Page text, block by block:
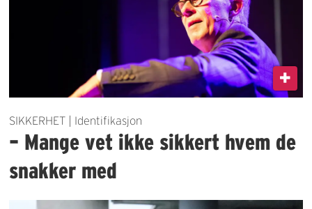
SIKKERHET | Identifikasjon
– Mange vet ikke sikkert hvem de
snakker med